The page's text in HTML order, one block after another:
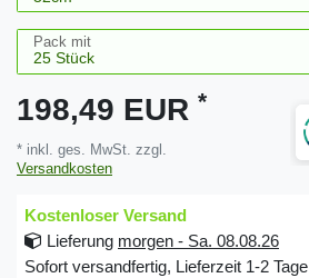
Pack mit
198,49 EUR *
* inkl. ges. MwSt. zzgl.
Versandkosten
Kostenloser Versand
Lieferung morgen - Sa. 08.08.26
Sofort versandfertig, Lieferzeit 1-2 Tage